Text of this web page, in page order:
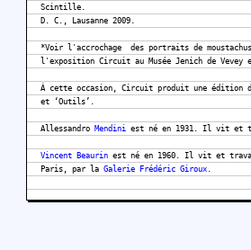
Scintille.
D. C., Lausanne 2009.
*Voir l'accrochage des portraits de
l'exposition Circuit au Musée Jenich de Vevey
Á cette occasion, Circuit produit une édition
et ‘Outils’.
Allessandro Mendini est né en 1931. Il vit et
Vincent Beaurin est né en 1960. Il vit et
Paris, par la Galerie Frédéric Giroux .